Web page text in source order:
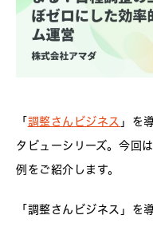
「 調整さんビジネス 」を
タビューシリーズ。今回
例をご紹介します。
「調整さんビジネス」を